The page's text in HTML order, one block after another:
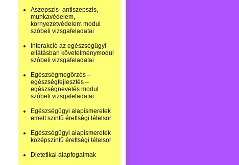
Aszepszis- antiszepszis,
munkavédelem,
környezetvédelem modul
szóbeli vizsgafeladatai
Interakció az egészségügyi
ellátásban követelménymodul
szóbeli vizsgafeladatai
Egészségmegőrzés –
egészségfejlesztés –
egészségnevelés modul
szóbeli vizsgafeladatai
Egészségügyi alapismeretek
emelt szintű érettségi tételsor
Egészségügyi alapismeretek
középszintű érettségi tételsor
Dietetikai alapfogalmak